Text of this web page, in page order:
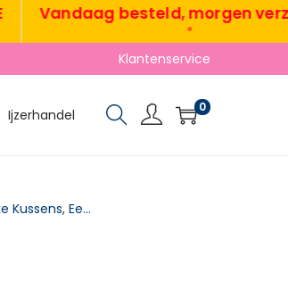
Vandaag besteld, morgen
Klantenservice
Ijzerhandel 0
Akzentstoel, Moderne Leathaire-stoel Met Brede En Diepe Zitplaats, Dikke Kussens, Eenvoudige Montage, Grijs